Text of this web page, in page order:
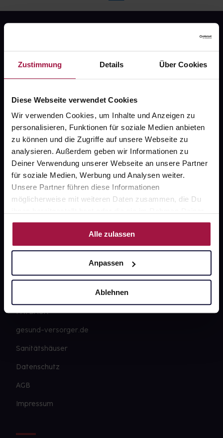
Zustimmung Details Über Cookies
Diese Webseite verwendet Cookies
Wir verwenden Cookies, um Inhalte und Anzeigen zu
personalisieren, Funktionen für soziale Medien anbieten
zu können und die Zugriffe auf unsere Webseite zu
analysieren. Außerdem geben wir Informationen zu
Deiner Verwendung unserer Webseite an unsere Partner
für soziale Medien, Werbung und Analysen weiter.
Unsere Partner führen diese Informationen
möglicherweise mit weiteren Daten zusammen, die Du
Nutzung der Dienste gesammelt haben.
Alle zulassen
Anpassen
Ablehnen
FAQ
Widerrufsformular
gesund.de
Newsletter
Barrierefreiheitserklärung
PAYBACK
gesund-versorger.de
Sanitätshäuser
Datenschutz
AGB
Impressum